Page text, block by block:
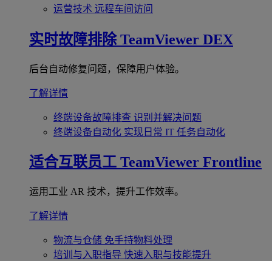
运营技术 远程车间访问
实时故障排除 TeamViewer DEX
后台自动修复问题，保障用户体验。
了解详情
终端设备故障排查 识别并解决问题
终端设备自动化 实现日常 IT 任务自动化
适合互联员工 TeamViewer Frontline
运用工业 AR 技术，提升工作效率。
了解详情
物流与仓储 免手持物料处理
培训与入职指导 快速入职与技能提升